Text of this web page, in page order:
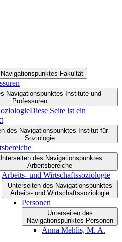
Fakultät
Navigationspunktes Institute und
Professuren
Diese Seite ist ein
des Navigationspunktes Institut für
Soziologie
des Navigationspunktes
Arbeitsbereiche
Arbeits- und Wirtschaftssoziologie
Unterseiten des Navigationspunktes
Arbeits- und Wirtschaftssoziologie
Personen
Unterseiten des
Navigationspunktes Personen
Anna Mehlis, M. A.